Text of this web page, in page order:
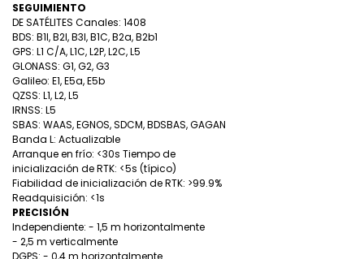
SEGUIMIENTO
DE SATÉLITES Canales: 1408
BDS: B1I, B2I, B3I, B1C, B2a, B2b1
GPS: L1 C/A, L1C, L2P, L2C, L5
GLONASS: G1, G2, G3
Galileo: E1, E5a, E5b
QZSS: L1, L2, L5
IRNSS: L5
SBAS: WAAS, EGNOS, SDCM, BDSBAS, GAGAN
Banda L: Actualizable
Arranque en frío: <30s Tiempo de
inicialización de RTK: <5s (típico)
Fiabilidad de inicialización de RTK: >99.9%
Readquisición: <1s
PRECISIÓN
Independiente: - 1,5 m horizontalmente
- 2,5 m verticalmente
DGPS: - 0,4 m horizontalmente